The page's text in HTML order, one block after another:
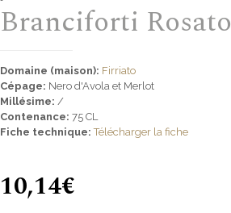
Branciforti Rosato
Domaine (maison): Firriato
Cépage: Nero d'Avola et Merlot
Millésime: /
Contenance: 75 CL
Fiche technique: Télécharger la fiche
10,14€